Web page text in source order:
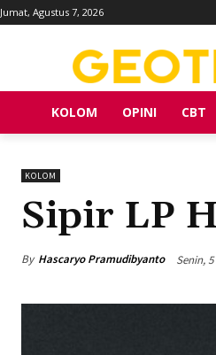
Jumat, Agustus 7, 2026
KOLOM OPINI CBT
KOLOM
Sipir LP
By Hascaryo Pramudibyanto Senin,